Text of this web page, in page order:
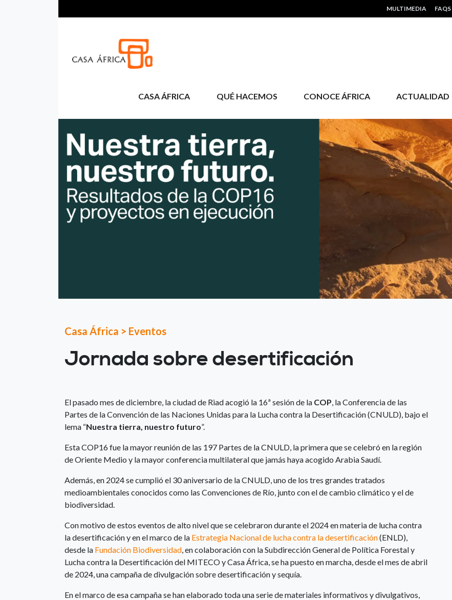
HEADER MENU
MULTIMEDIA FAQS
CASA ÁFRICA QUÉ HACEMOS CONOCE ÁFRICA ACTUALIDAD
Casa África > Eventos
Jornada sobre desertificación
El pasado mes de diciembre, la ciudad de Riad acogió la 16ª sesión de la COP , la Conferencia de las
Partes de la Convención de las Naciones Unidas para la Lucha contra la Desertificación (CNULD), bajo el
lema “Nuestra tierra, nuestro futuro”.
Esta COP16 fue la mayor reunión de las 197 Partes de la CNULD, la primera que se celebró en la región
de Oriente Medio y la mayor conferencia multilateral que jamás haya acogido Arabia Saudí.
Además, en 2024 se cumplió el 30 aniversario de la CNULD, uno de los tres grandes tratados
medioambientales conocidos como las Convenciones de Río, junto con el de cambio climático y el de
biodiversidad.
Con motivo de estos eventos de alto nivel que se celebraron durante el 2024 en materia de lucha contra
la desertificación y en el marco de la Estrategia Nacional de lucha contra la desertificación(ENLD),
desde la Fundación Biodiversidad , en colaboración con la Subdirección General de Política Forestal y
Lucha contra la Desertificación del MITECO y Casa África, se ha puesto en marcha, desde el mes de abril
de 2024, una campaña de divulgación sobre desertificación y sequía.
En el marco de esa campaña se han elaborado toda una serie de materiales informativos y divulgativos,